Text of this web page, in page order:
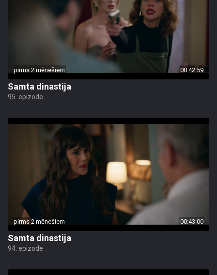
pirms 2 mēnešiem 00:42:59
Samta dinastija
95. epizode
pirms 2 mēnešiem 00:43:00
Samta dinastija
94. epizode